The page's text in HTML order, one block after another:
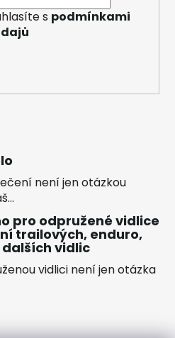
s podmínkami
není jen otázkou
pro odpružené vidlice
trailových, enduro,
vidlic
vidlici není jen otázka